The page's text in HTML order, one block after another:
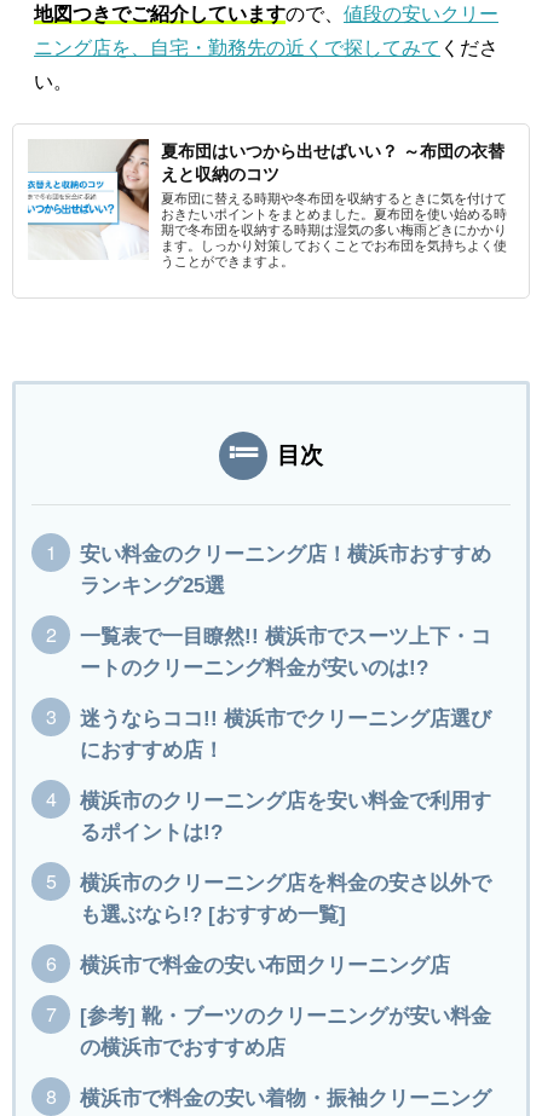
地図つきでご紹介していますので、 値段の安いクリー
ニング店を、自宅・勤務先の近くで探してみて くださ
い。
夏布団はいつから出せばいい？ ～布団の衣替
えと収納のコツ
夏布団に替える時期や冬布団を収納するときに気を付けて
おきたいポイントをまとめました。夏布団を使い始める時
期で冬布団を収納する時期は湿気の多い梅雨どきにかかり
ます。しっかり対策しておくことでお布団を気持ちよく使
うことができますよ。
目次
安い料金のクリーニング店！横浜市おすすめ
ランキング25選
一覧表で一目瞭然!! 横浜市でスーツ上下・コ
ートのクリーニング料金が安いのは!?
迷うならココ!! 横浜市でクリーニング店選び
におすすめ店！
横浜市のクリーニング店を安い料金で利用す
るポイントは!?
横浜市のクリーニング店を料金の安さ以外で
も選ぶなら!? [おすすめ一覧]
横浜市で料金の安い布団クリーニング店
[参考] 靴・ブーツのクリーニングが安い料金
の横浜市でおすすめ店
横浜市で料金の安い着物・振袖クリーニング